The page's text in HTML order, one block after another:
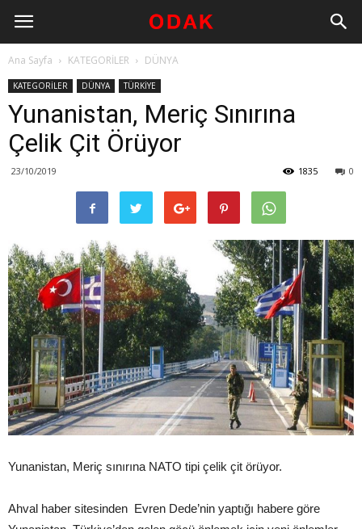
Ana Sayfa KATEGORİLER DÜNYA
KATEGORİLER DÜNYA TÜRKİYE
Yunanistan, Meriç Sınırına
Çelik Çit Örüyor
23/10/2019 0
1835
Yunanistan, Meriç sınırına NATO tipi çelik çit örüyor.
Ahval haber sitesinden Evren Dede’nin yaptığı habere göre